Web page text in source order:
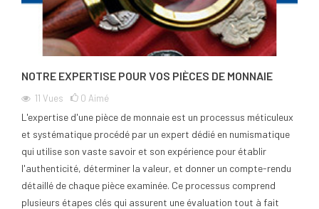
NOTRE EXPERTISE POUR VOS PIÈCES DE MONNAIE
11 Vues 0 Aimé
L'expertise d'une pièce de monnaie est un processus méticuleux
et systématique procédé par un expert dédié en numismatique
qui utilise son vaste savoir et son expérience pour établir
l'authenticité, déterminer la valeur, et donner un compte-rendu
détaillé de chaque pièce examinée. Ce processus comprend
plusieurs étapes clés qui assurent une évaluation tout à fait